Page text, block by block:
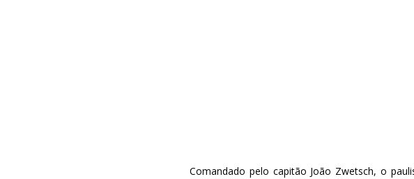
Comandado pelo capitão João Zwetsch, o